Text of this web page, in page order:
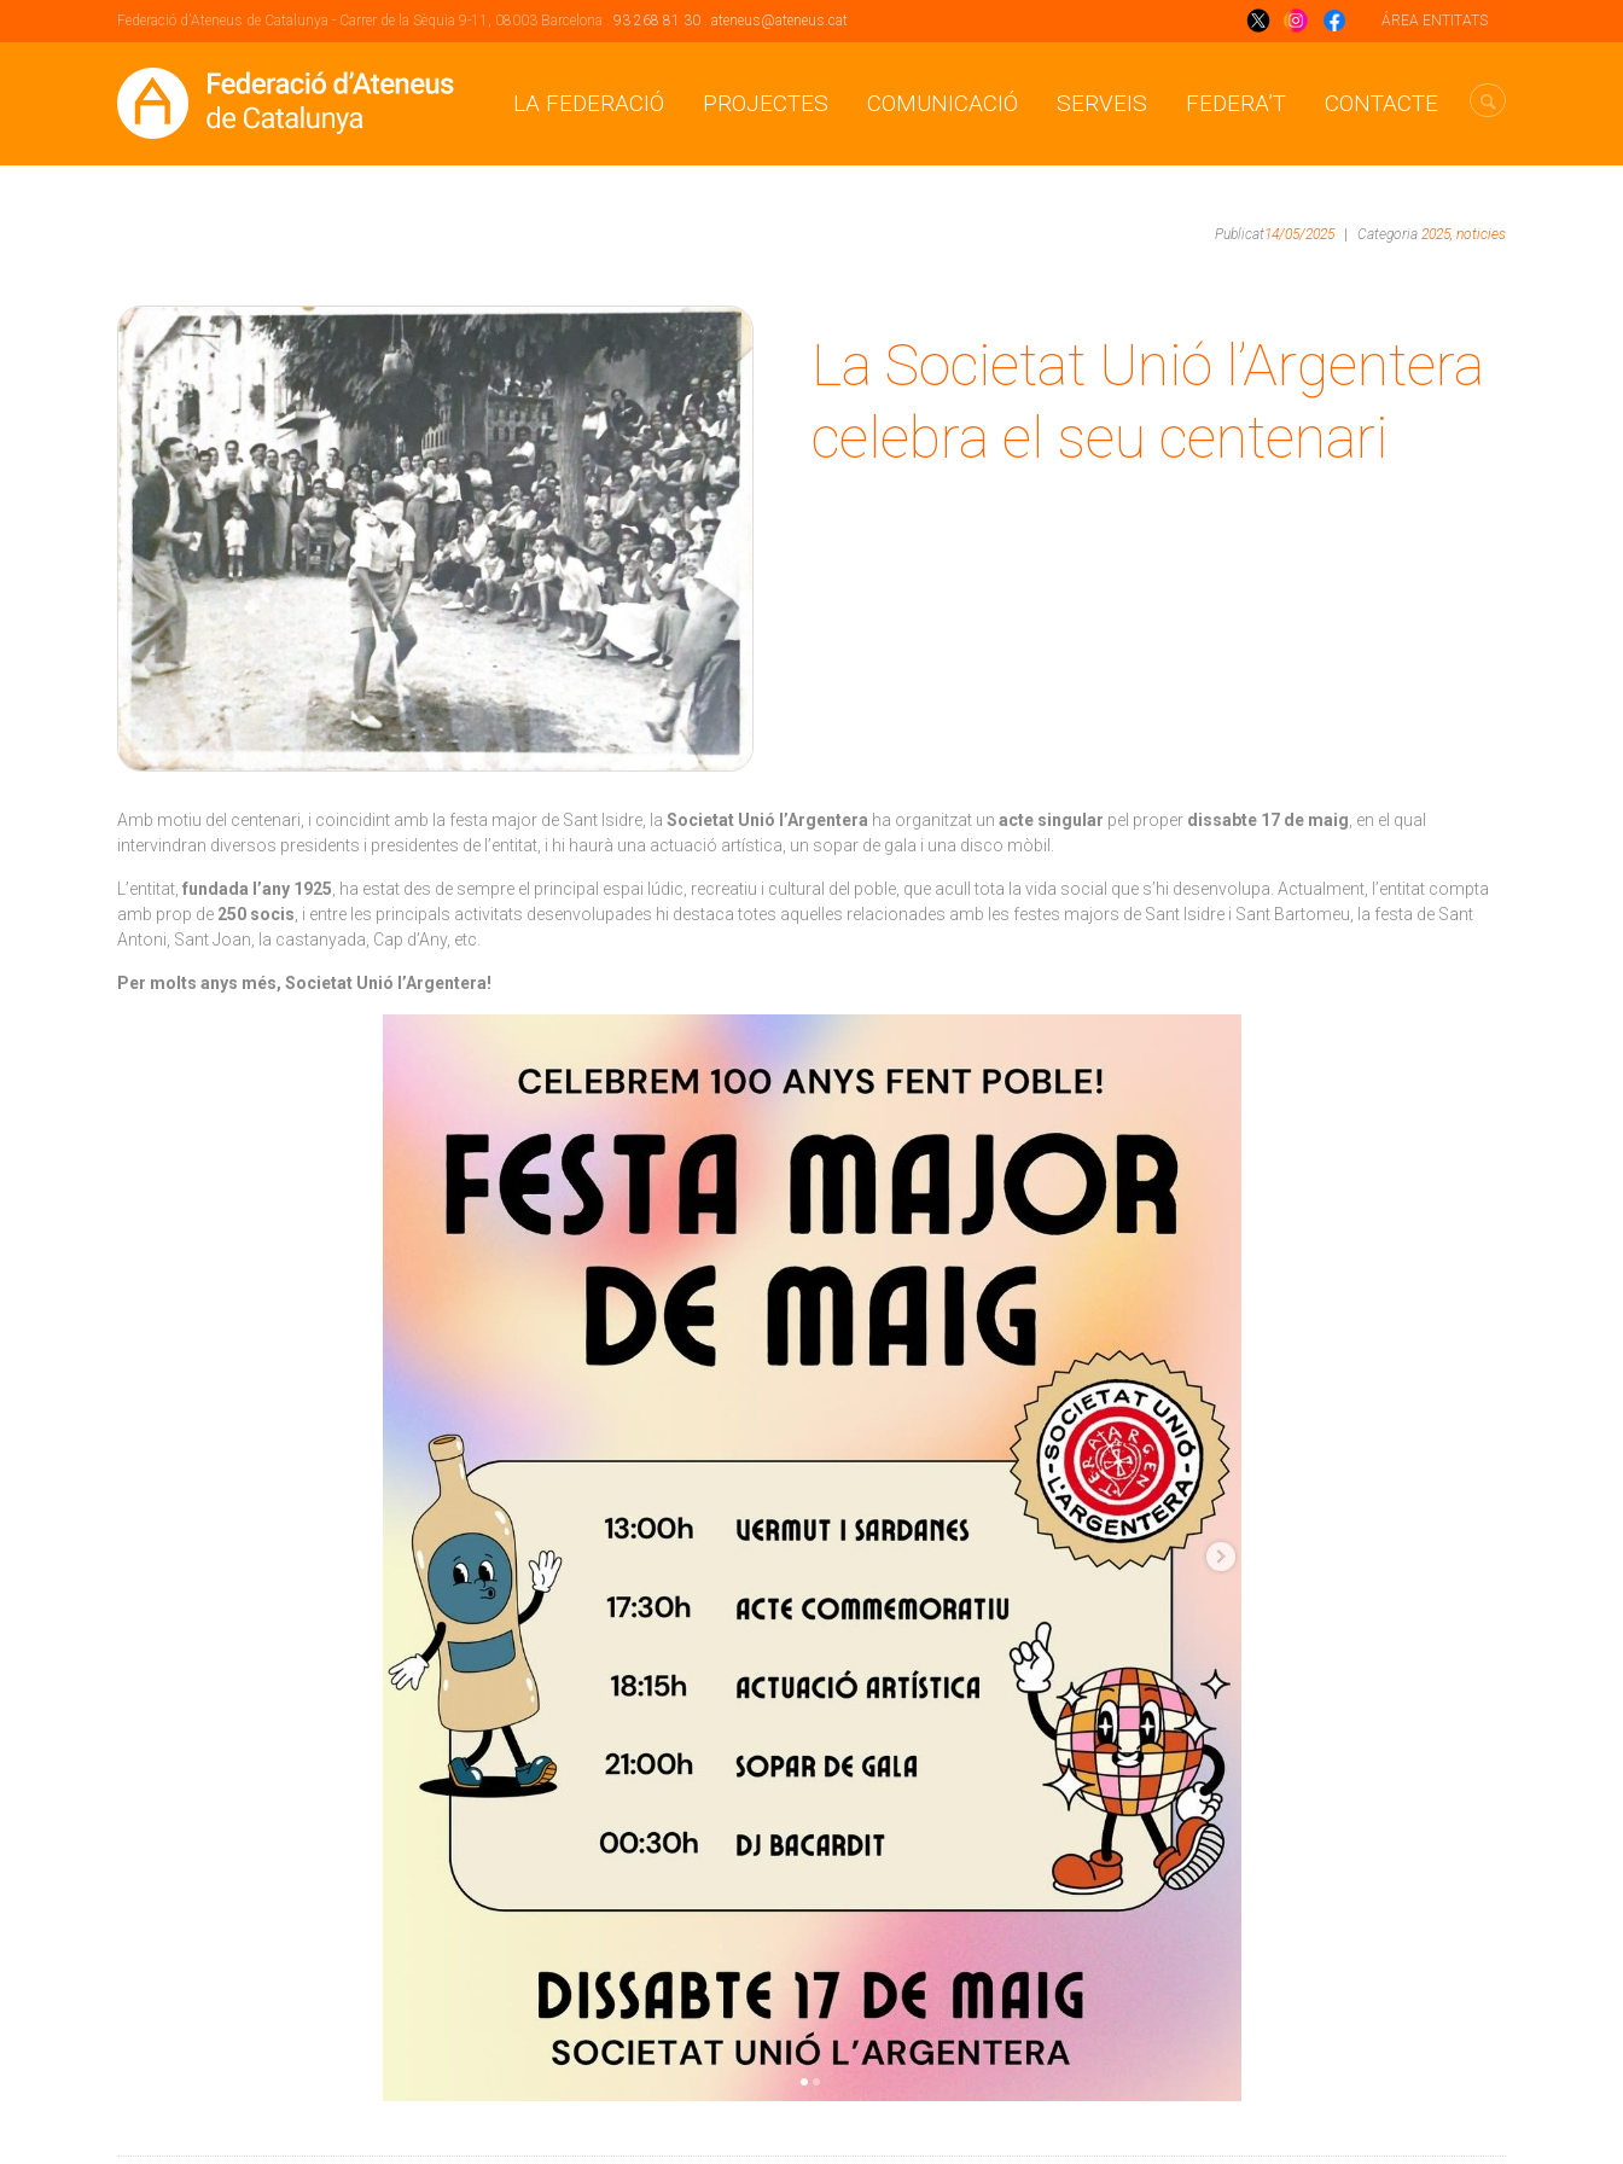
ÁREA ENTITATS
Federació d'Ateneus de Catalunya - Carrer de la Sèquia 9-11, 08003 Barcelona . 93 268 81 30 . ateneus@ateneus.cat
LA FEDERACIÓ PROJECTES COMUNICACIÓ SERVEIS FEDERA’T CONTACTE
Publicat14/05/2025 Categoria 2025, noticies
La Societat Unió l’Argentera
celebra el seu centenari
Amb motiu del centenari, i coincidint amb la festa major de Sant Isidre, la Societat Unió l’Argentera ha organitzat un acte singular pel proper dissabte 17 de maig , en el qual
intervindran diversos presidents i presidentes de l’entitat, i hi haurà una actuació artística, un sopar de gala i una disco mòbil.
L’entitat, fundada l’any 1925 , ha estat des de sempre el principal espai lúdic, recreatiu i cultural del poble, que acull tota la vida social que s’hi desenvolupa. Actualment, l’entitat compta
amb prop de 250 socis , i entre les principals activitats desenvolupades hi destaca totes aquelles relacionades amb les festes majors de Sant Isidre i Sant Bartomeu, la festa de Sant
Antoni, Sant Joan, la castanyada, Cap d’Any, etc.
Per molts anys més, Societat Unió l’Argentera!